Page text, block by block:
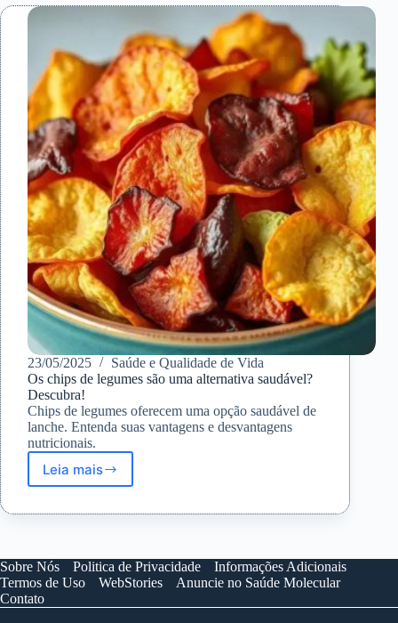
23/05/2025
Saúde e Qualidade de Vida
Os chips de legumes são uma alternativa saudável?
Descubra!
Chips de legumes oferecem uma opção saudável de
lanche. Entenda suas vantagens e desvantagens
nutricionais.
Leia mais
Os
de
uma
alternativa
Descubra!
Sobre Nós Politica de Privacidade
Informações Adicionais
Termos de Uso
WebStories
Anuncie no Saúde Molecular
Contato